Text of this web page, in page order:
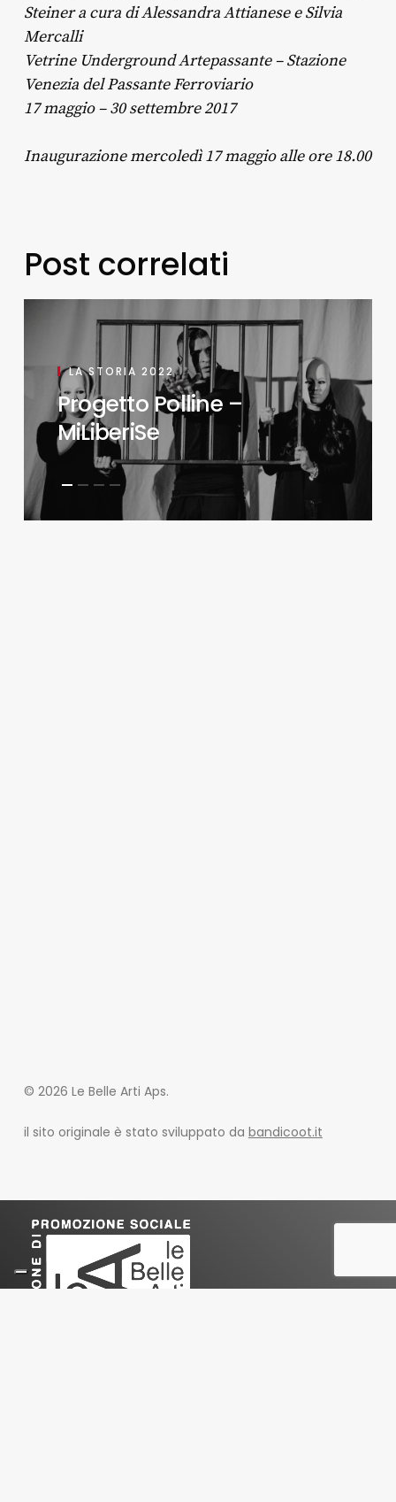
Steiner a cura di Alessandra Attianese e Silvia
Mercalli
Vetrine Underground Artepassante – Stazione
Venezia del Passante Ferroviario
17 maggio – 30 settembre 2017
Inaugurazione mercoledì 17 maggio alle ore 18.00
Post correlati
LA STORIA 2022
Progetto Polline –
MiLiberiSe
© 2026 Le Belle Arti Aps.
il sito originale è stato sviluppato da bandicoot.it